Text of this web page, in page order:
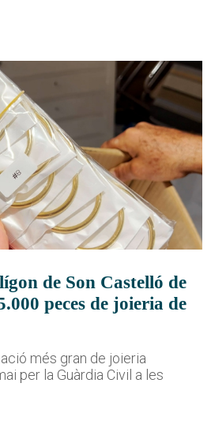
de Son Castelló de
peces de joieria de
més gran de joieria
per la Guàrdia Civil a les